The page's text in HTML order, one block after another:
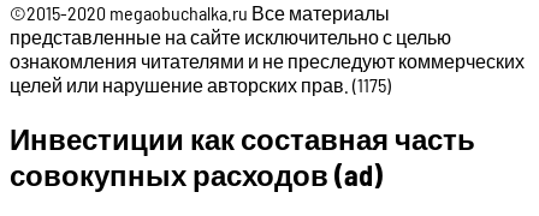
©2015-2020 megaobuchalka.ru Все материалы
представленные на сайте исключительно с целью
ознакомления читателями и не преследуют коммерческих
целей или нарушение авторских прав. (1175)
Инвестиции как составная часть
совокупных расходов (ad)